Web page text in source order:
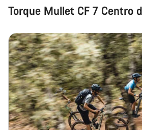
Torque Mullet CF 7 Centro